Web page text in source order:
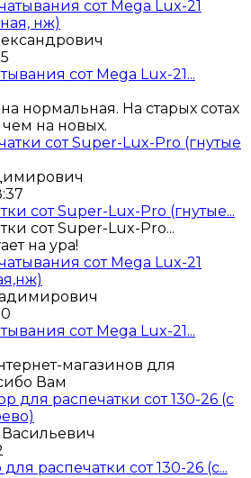
сот Mega Lux-21...
нормальная. На старых сотах
чем на новых.
сот Super-Lux-Pro (гнутые...
сот Super-Lux-Pro...
на ура!
сот Mega Lux-21...
магазинов для
Вам
распечатки сот 130-26 (с...